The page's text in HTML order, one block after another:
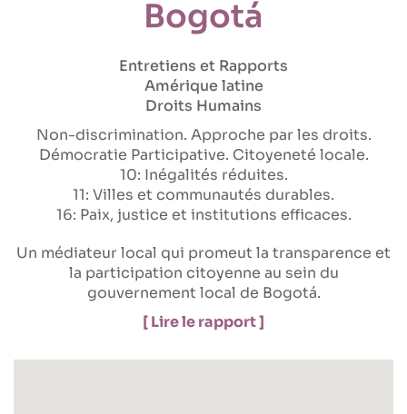
Bogotá
Entretiens et Rapports
Amérique latine
Droits Humains
Non-discrimination Approche par les droits
Démocratie Participative Citoyeneté locale
10: Inégalités réduites
11: Villes et communautés durables
16: Paix, justice et institutions efficaces
Un médiateur local qui promeut la transparence et
la participation citoyenne au sein du
gouvernement local de Bogotá.
[ Lire le rapport ]